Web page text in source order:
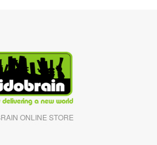
ONLINE STORE